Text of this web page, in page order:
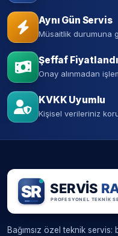
Aynı Gün Servis
Müsaitlik durumuna
Şeffaf
Onay alınmadan
KVKK Uyumlu
Kişisel verileriniz
Bağımsız özel teknik